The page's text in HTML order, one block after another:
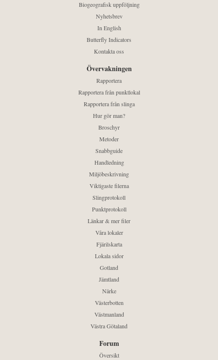
Biogeografisk uppföljning
Nyhetsbrev
In English
Butterfly Indicators
Kontakta oss
Övervakningen
Rapportera
Rapportera från punktlokal
Rapportera från slinga
Hur gör man?
Broschyr
Metoder
Snabbguide
Handledning
Miljöbeskrivning
Viktigaste filerna
Slingprotokoll
Punktprotokoll
Länkar & mer filer
Våra lokaler
Fjärilskarta
Lokala sidor
Gotland
Jämtland
Närke
Västerbotten
Västmanland
Västra Götaland
Forum
Översikt